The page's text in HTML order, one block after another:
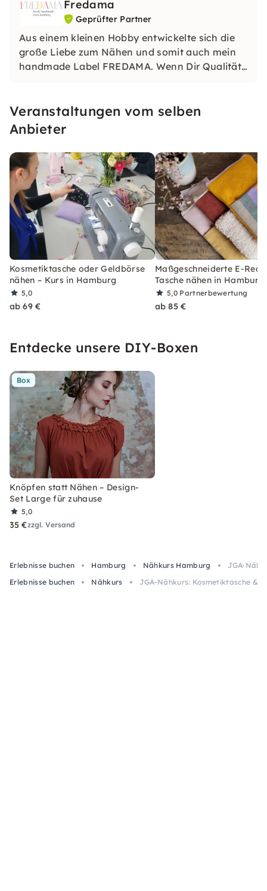
Fredama
Geprüfter Partner
Aus einem kleinen Hobby entwickelte sich die
große Liebe zum Nähen und somit auch mein
handmade Label FREDAMA. Wenn Dir Qualität,
bereiten - willkommen! 🩷
Veranstaltungen vom selben
Anbieter
Kosmetiktasche oder Geldbörse
nähen – Kurs in Hamburg
5,0
ab 69 €
Maßgeschneiderte E-
Tasche nähen in Hamburg
5,0 Partnerbewertung
ab 85 €
Entdecke unsere DIY-Boxen
Box
Knöpfen statt Nähen – Design-
Set Large für zuhause
5,0
35 €zzgl. Versand
Erlebnisse buchen Hamburg Nähkurs Hamburg
JGA-
Erlebnisse buchen
Nähkurs JGA-Nähkurs: Kosmetiktasche &